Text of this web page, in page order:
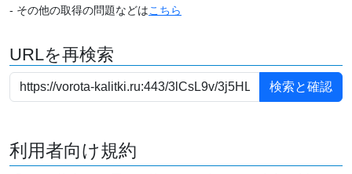
- その他の取得の問題などはこちら
URLを再検索
利用者向け規約